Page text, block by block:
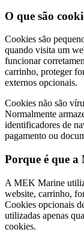
O que são
Cookies são
quando visita um
funcionar
carrinho, proteger
externos opcionais.
Cookies não são
Normalmente
identificadores de
pagamento ou
Porque é que
A MEK Marine
website, carrinho,
Cookies opcionais
utilizadas apenas
cookies.